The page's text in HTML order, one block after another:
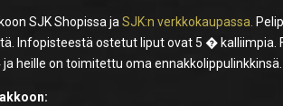
SJK Shopissa jaSJK:n verkkokaupassa.
Infopisteestä ostetut liput ovat 5 � kalliimpia.
heille on toimitettu oma ennakkolippulinkkinsä.